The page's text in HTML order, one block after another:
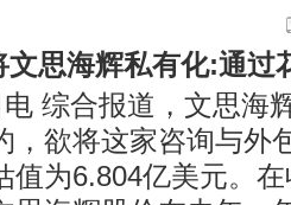
文思海辉私有化:通过
综合报道，文思海
，欲将这家咨询与外
值为6.804亿美元。